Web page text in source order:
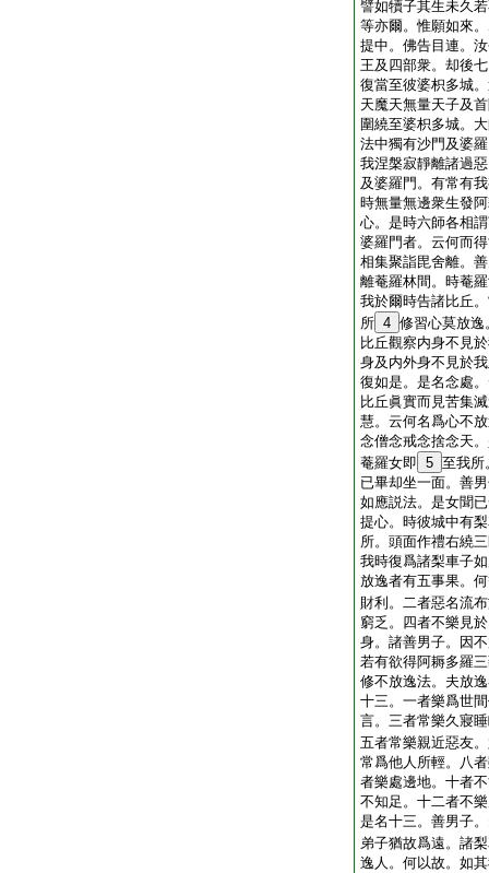
譬如犢子其生未久
等亦爾。惟願如來
提中。佛告目連。
王及四部衆。却後
復當至彼婆枳多城
天魔天無量天子及
圍繞至婆枳多城。
法中獨有沙門及婆
我涅槃寂靜離諸過
及婆羅門。有常有
時無量無邊衆生發
心。是時六師各相
婆羅門者。云何而
相集聚詣毘舍離。
離菴羅林間。時菴
我於爾時告諸比丘
所 4 修習心莫放逸
比丘觀察内身不見
身及内外身不見於
復如是。是名念處
比丘眞實而見苦集
慧。云何名爲心不
念僧念戒念捨念天
菴羅女即 5 至我所
已畢却坐一面。善
如應説法。是女聞
提心。時彼城中有
所。頭面作禮右繞
我時復爲諸梨車子
放逸者有五事果。
財利。二者惡名流
窮乏。四者不樂見
身。諸善男子。因
若有欲得阿耨多羅
修不放逸法。夫放
十三。一者樂爲世
言。三者常樂久寢
五者常樂親近惡友
常爲他人所輕。八
者樂處邊地。十者
不知足。十二者不
是名十三。善男子
弟子猶故爲遠。諸
逸人。何以故。如